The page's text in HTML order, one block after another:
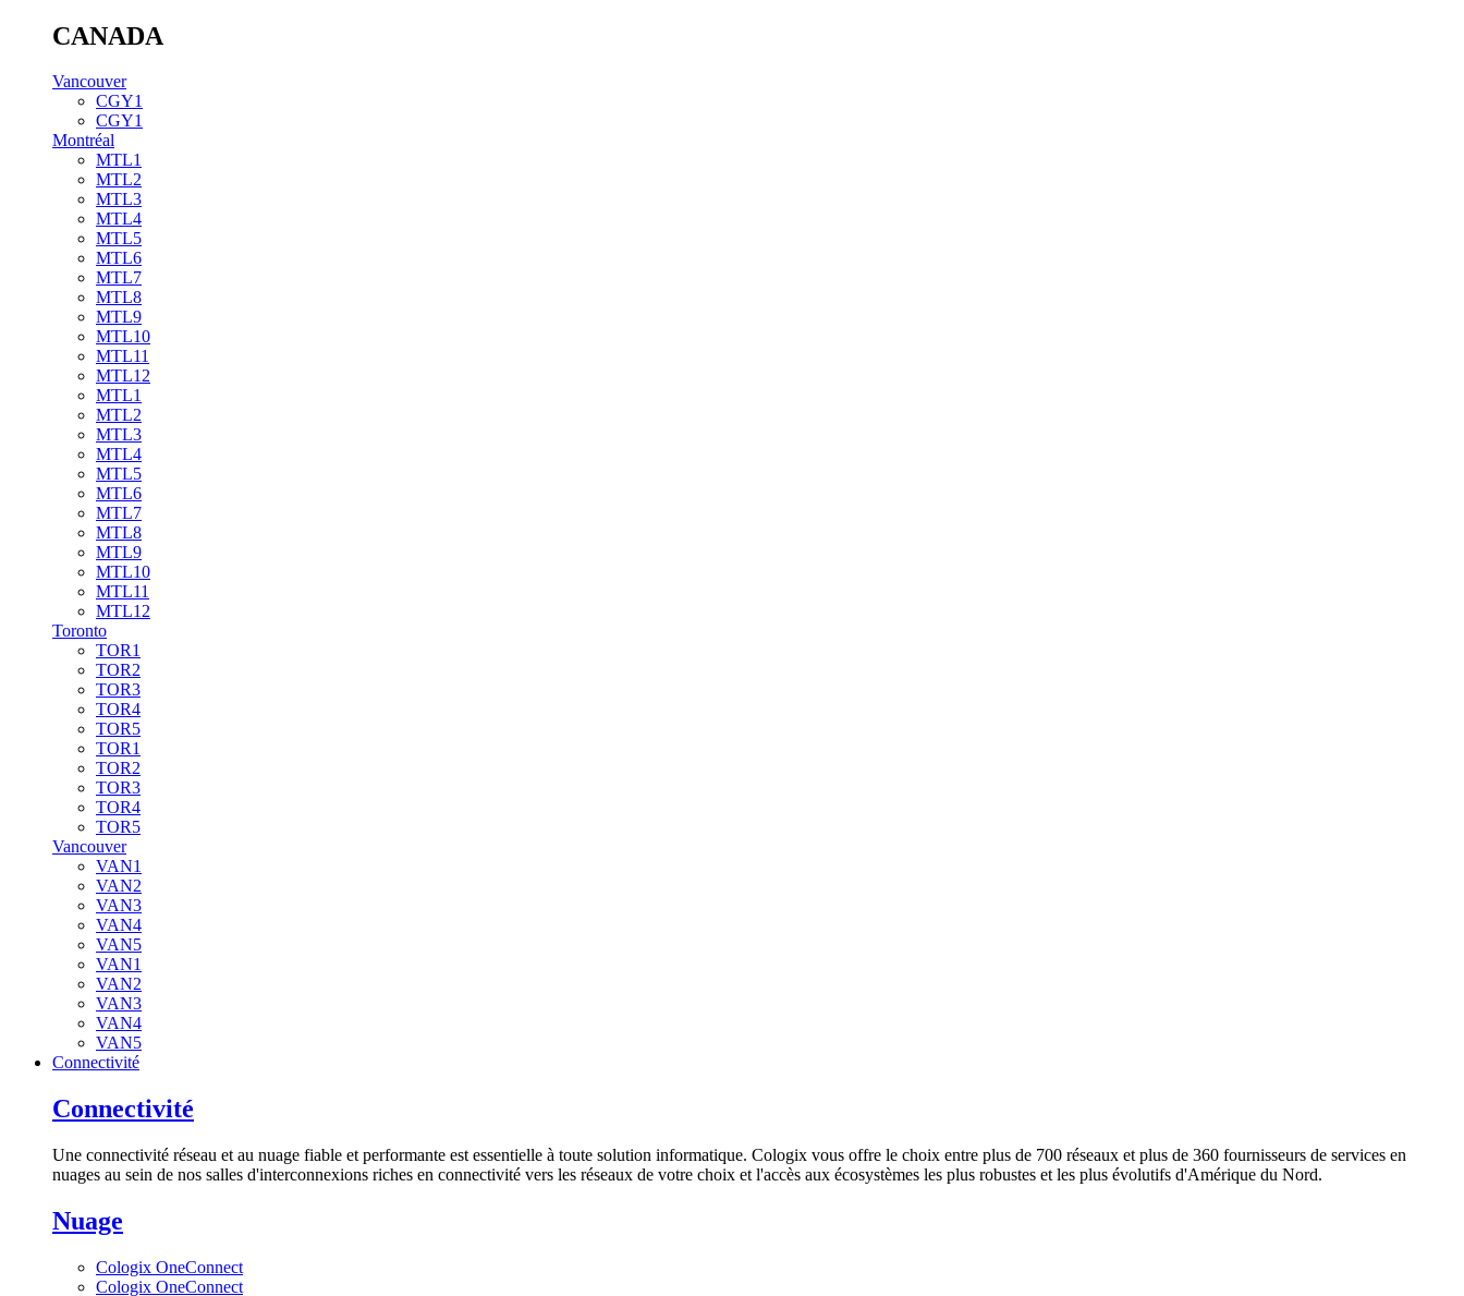
CANADA
Vancouver
CGY1
CGY1
Montréal
MTL1
MTL2
MTL3
MTL4
MTL5
MTL6
MTL7
MTL8
MTL9
MTL10
MTL11
MTL12
MTL1
MTL2
MTL3
MTL4
MTL5
MTL6
MTL7
MTL8
MTL9
MTL10
MTL11
MTL12
Toronto
TOR1
TOR2
TOR3
TOR4
TOR5
TOR1
TOR2
TOR3
TOR4
TOR5
Vancouver
VAN1
VAN2
VAN3
VAN4
VAN5
VAN1
VAN2
VAN3
VAN4
VAN5
Connectivité
Connectivité
Une connectivité réseau et au nuage fiable et performante est essentielle à toute solution informatique. Cologix vous offre le choix entre plus de 700 réseaux et plus de 360 fournisseurs de services en
nuages au sein de nos salles d'interconnexions riches en connectivité vers les réseaux de votre choix et l'accès aux écosystèmes les plus robustes et les plus évolutifs d'Amérique du Nord.
Nuage
Cologix OneConnect
Cologix OneConnect